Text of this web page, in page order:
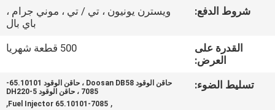
الجودة
شروط الدفع:
ويسترن يونيون ، تي / تي ، موني جرام ،
باي بال
القدرة على
العرض:
500 قطعة شهريا
تسليط الضوء:
حاقن الوقود Doosan DB58 ، حاقن الوقود 65.10101-
7085 ، حاقن الوقود DH220-5
,
65.10101-7085 Fuel Injector
,